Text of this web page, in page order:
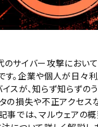
のサイバー攻撃におい
す。企業や個人が日々
スが、知らず知らずの
の損失や不正アクセス
事では、マルウェアの